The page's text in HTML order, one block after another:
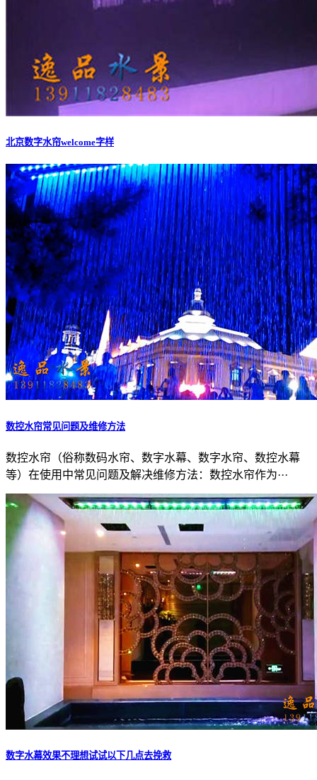
北京数字水帘welcome字样
数控水帘常见问题及维修方法
数控水帘（俗称数码水帘、数字水幕、数字水帘、数控水幕
等）在使用中常见问题及解决维修方法：数控水帘作为···
数字水幕效果不理想试试以下几点去挽救